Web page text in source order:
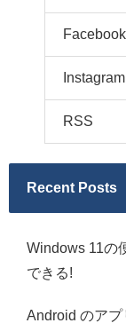
Instagram
RSS
Recent Posts
Windows 11の
できる!
Android のアプ